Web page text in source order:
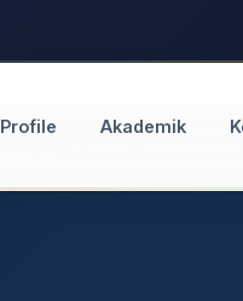
Profile Akademik